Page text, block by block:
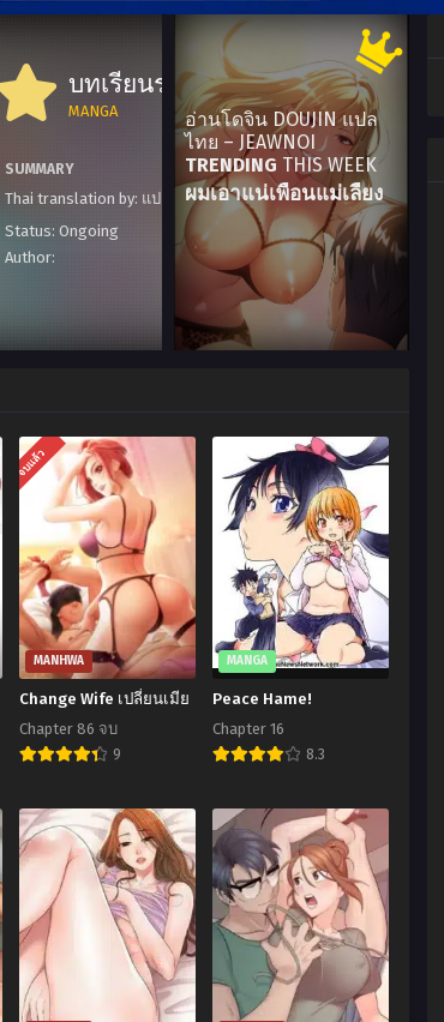
CRAZY BAD HIP
MANGA
Doujin Eng
SUMMARY
Crazy Bad Hip
Status:
Ongoing
Author:
yuugiri
อ่านโดจิน DOUJIN แปล
ไทย – JEAWNOI
TRENDING THIS WEEK
ผมเอาแน่เพื่อนแม่เลี้ยง
จบแล้ว
MANHWA
Change Wife เปลี่ยนเมีย
Chapter 86 จบ
9
MANGA
Peace Hame!
Chapter 16
8.3